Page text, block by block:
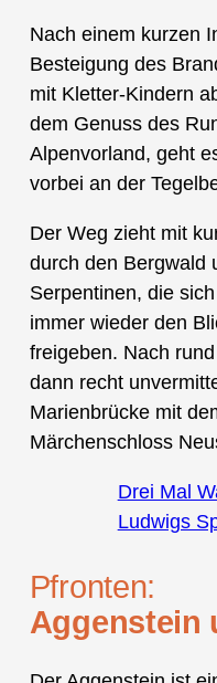
Nach einem kurzen
Besteigung des
mit Kletter-Kindern
dem Genuss des
Alpenvorland, geht
vorbei an der
Der Weg zieht mit
durch den Bergwald
Serpentinen, die
immer wieder den
freigeben. Nach
dann recht
Marienbrücke mit
Märchenschloss
Drei Mal
Ludwigs
Pfronten:
Aggenstein